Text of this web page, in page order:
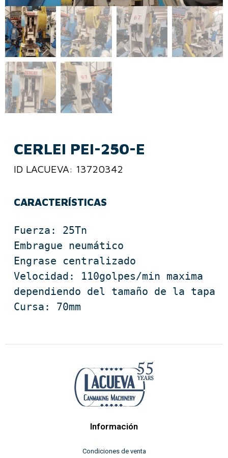
CERLEI PEI-250-E
ID LACUEVA: 13720342
CARACTERÍSTICAS
Fuerza: 25Tn
Embrague neumático
Engrase centralizado
Velocidad: 110golpes/min maxima
dependiendo del tamaño de la tapa
Cursa: 70mm
Información
Condiciones de venta